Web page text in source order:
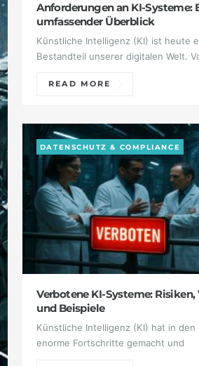
Anforderungen an KI-Systeme:
umfassender Überblick
Künstliche Intelligenz (KI) ist heute
Bestandteil unserer digitalen Welt.
READ MORE
Verbotene KI-Systeme:
und Beispiele
DATENSCHUTZ & COMPLIANCE
Künstliche Intelligenz (KI) hat in
enorme Fortschritte gemacht und